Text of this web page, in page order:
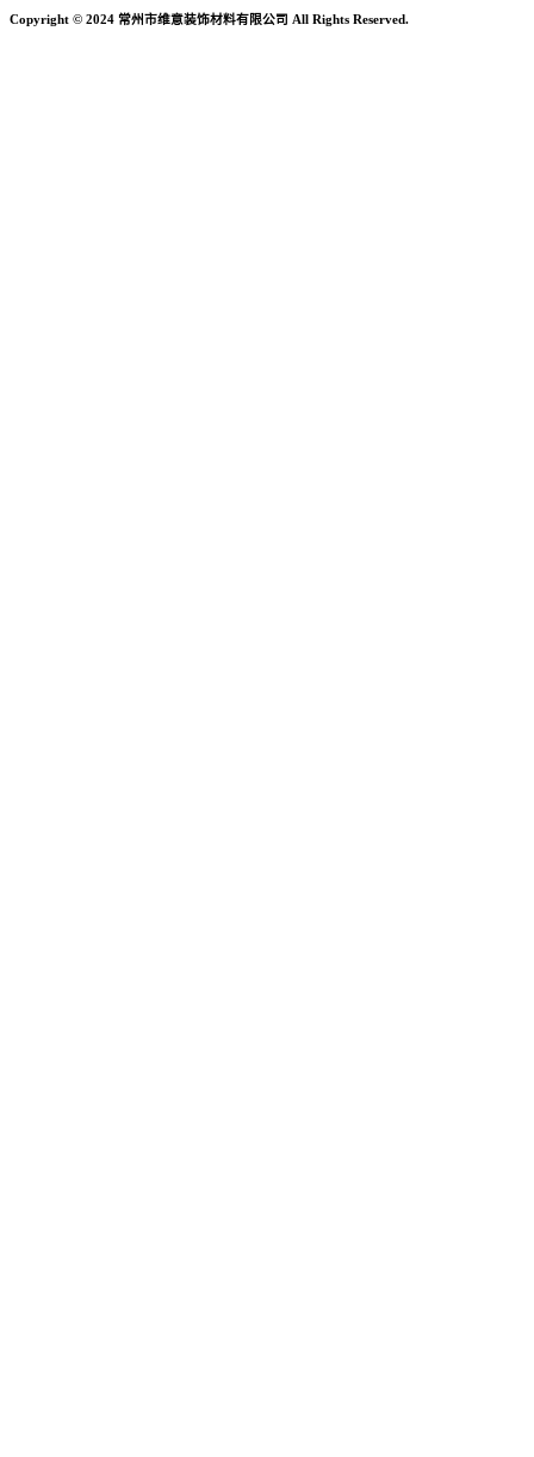
Copyright © 2024 常州市维意装饰材料有限公司 All Rights Reserved.